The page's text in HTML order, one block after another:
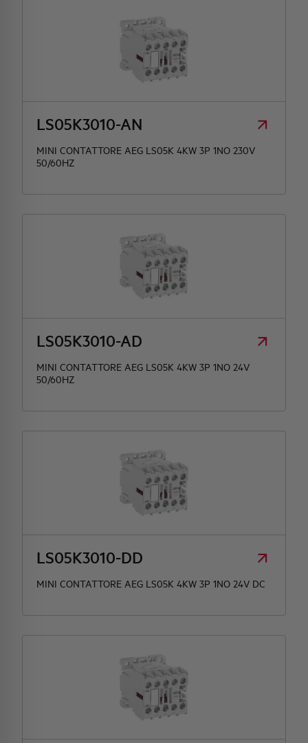
LS05K3010-AN
MINI CONTATTORE AEG LS05K 4KW 3P 1NO 230V
50/60HZ
LS05K3010-AD
MINI CONTATTORE AEG LS05K 4KW 3P 1NO 24V
50/60HZ
LS05K3010-DD
MINI CONTATTORE AEG LS05K 4KW 3P 1NO 24V DC